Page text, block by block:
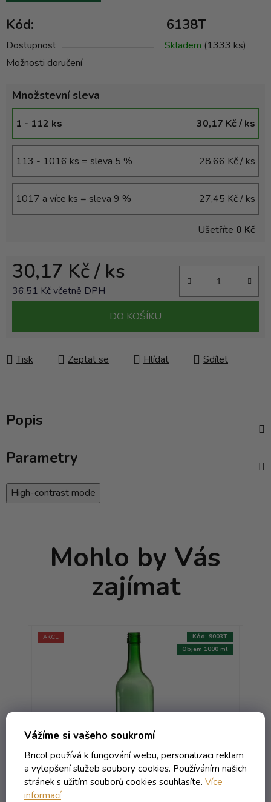
Vážíme si vašeho soukromí
Bricol používá k fungování webu, personalizaci reklam
a vylepšení služeb soubory cookies. Používáním našich
stránek s užitím souborů cookies souhlasíte. Více
informací
Kód: 6138T
Dostupnost Skladem (1333 ks)
Možnosti doručení
Množstevní sleva
1 - 112 ks 30,17 Kč/ ks
113 - 1016 ks = sleva 5 % 28,66 Kč/ ks
1017 a více ks = sleva 9 % 27,45 Kč/ ks
Ušetříte 0 Kč
30,17 Kč/ ks
36,51 Kč včetně DPH
DO KOŠÍKU
Tisk Zeptat se Hlídat Sdílet
Popis
Parametry
High-contrast mode
Mohlo by Vás
zajímat
AKCE
Láhev Bordo BVS L - 1.00 zelená
Objem 1000 ml
Kód: 9003T